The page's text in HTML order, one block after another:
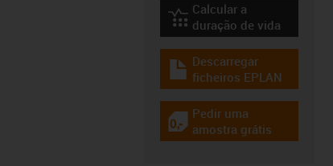
igus-icon-lebensdauerrechner
Calcular a
duração de vida
igus-icon-download-plan
Descarregar
ficheiros EPLAN
igus-icon-gratismuster
Pedir uma
amostra grátis